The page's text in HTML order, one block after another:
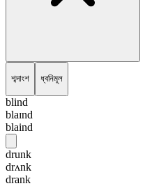
শব্দাংশ ধ্বনিমূল
blind
blaɪnd
blaind
drunk
drʌnk
drank